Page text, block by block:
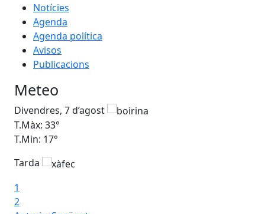
Notícies
Agenda
Agenda política
Avisos
Publicacions
Meteo
Divendres, 7 d’agost
T.Màx: 33°
T.Min: 17°
Tarda
1
2